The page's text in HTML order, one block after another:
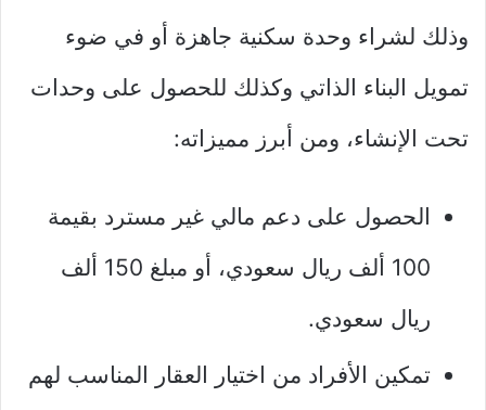
وذلك لشراء وحدة سكنية جاهزة أو في ضوء
تمويل البناء الذاتي وكذلك للحصول على وحدات
تحت الإنشاء، ومن أبرز مميزاته:
الحصول على دعم مالي غير مسترد بقيمة
100 ألف ريال سعودي، أو مبلغ 150 ألف
ريال سعودي.
تمكين الأفراد من اختيار العقار المناسب لهم